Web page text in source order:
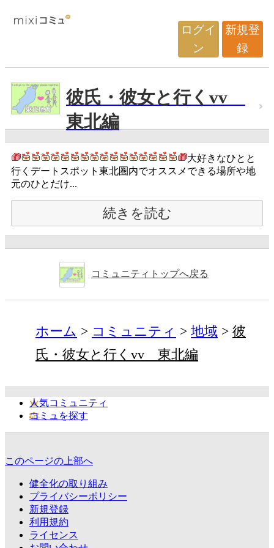
ログイ
ン
新規登
録
彼氏・彼女と行くvv
東北編
大好きなひとと
行くデートスポット東北圏内でオススメできる場所や地
元のひとだけ...
続きを読む
コミュニティトップへ戻る
ホーム コミュニティ 地域
彼
氏・彼女と行くvv 東北編
人気コミュニティ
コミュを探す
このページの上部へ
健全化の取り組み
プライバシーポリシー
新規登録
利用規約
ライセンス